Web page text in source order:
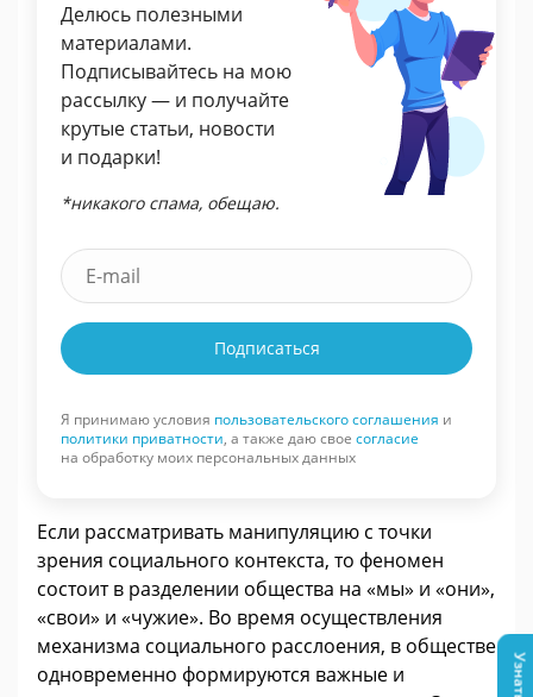
Делюсь полезными
материалами.
Подписывайтесь на мою
рассылку — и получайте
крутые статьи, новости
и подарки!
*никакого спама, обещаю.
Подписаться
Я принимаю условия пользовательского соглашения и
политики приватности, а также даю свое согласие
на обработку моих персональных данных
Если рассматривать манипуляцию с точки
зрения социального контекста, то феномен
состоит в разделении общества на «мы» и «они»,
«свои» и «чужие». Во время осуществления
механизма социального расслоения, в обществе
одновременно формируются важные и